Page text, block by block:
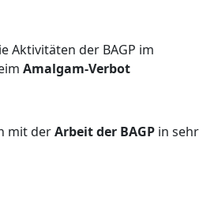
Aktivitäten der BAGP im
Amalgam-Verbot
mit derArbeit der BAGP in sehr